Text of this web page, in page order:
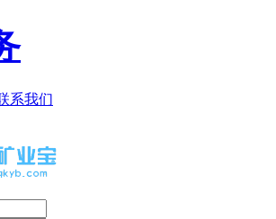
系我们